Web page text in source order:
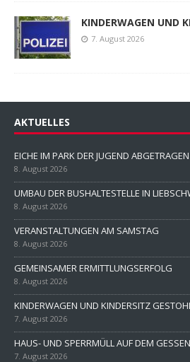
KINDERWAGEN UND
7. August 2026
AKTUELLES
EICHE IM PARK DER JUGEND ABGETRAGEN
8. August 2026
UMBAU DER BUSHALTESTELLE IN
8. August 2026
VERANSTALTUNGEN AM SAMSTAG
8. August 2026
GEMEINSAMER ERMITTLUNGSERFOLG
8. August 2026
KINDERWAGEN UND KINDERSITZ
7. August 2026
HAUS- UND SPERRMÜLL AUF DEM
7. August 2026